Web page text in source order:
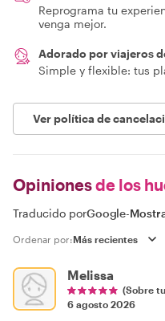
Reprograma tu
venga mejor.
Adorado por viajeros
Simple y flexible: tus
Ver política de
Opinionesde los
Traducido porGoogle-
Ordenar por:
Melissa
(Sobre
6 agosto 2026